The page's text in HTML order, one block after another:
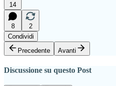
14
8
2
Condividi
Precedente
Avanti
Discussione su questo Post